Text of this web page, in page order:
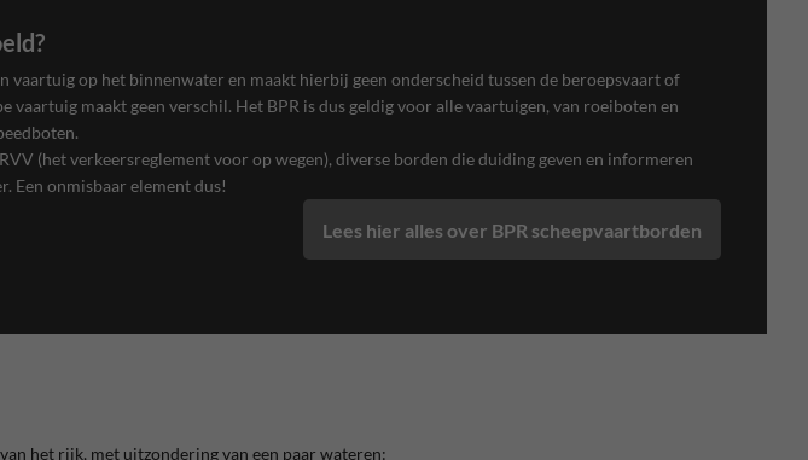
vaartuig op het binnenwater en maakt hierbij geen onderscheid tussen de beroepsvaart of
vaartuig maakt geen verschil. Het BPR is dus geldig voor alle vaartuigen, van roeiboten en
(het verkeersreglement voor op wegen), diverse borden die duiding geven en informeren
Een onmisbaar element dus!
Lees hier alles over BPR scheepvaartborden
het rijk, met uitzondering van een paar wateren: